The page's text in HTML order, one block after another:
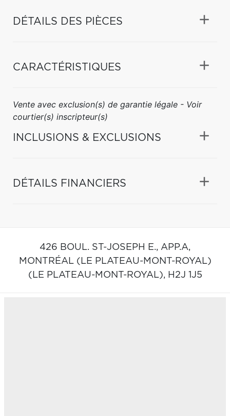
DÉTAILS DES PIÈCES
CARACTÉRISTIQUES
Vente avec exclusion(s) de garantie légale - Voir
courtier(s) inscripteur(s)
INCLUSIONS & EXCLUSIONS
DÉTAILS FINANCIERS
426 BOUL. ST-JOSEPH E., APP.A,
MONTRÉAL (LE PLATEAU-MONT-ROYAL)
(LE PLATEAU-MONT-ROYAL), H2J 1J5